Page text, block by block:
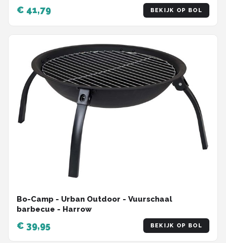
€ 41,79 BEKIJK OP BOL
Bo-Camp - Urban Outdoor - Vuurschaal
barbecue - Harrow
€ 39,95 BEKIJK OP BOL